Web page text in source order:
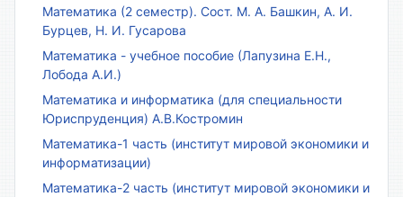
Математика (2 семестр). Сост. М. А. Башкин, А. И.
Бурцев, Н. И. Гусарова
Математика - учебное пособие (Лапузина Е.Н.,
Лобода А.И.)
Математика и информатика (для специальности
Юриспруденция) А.В.Костромин
Математика-1 часть (институт мировой экономики и
информатизации)
Математика-2 часть (институт мировой экономики и